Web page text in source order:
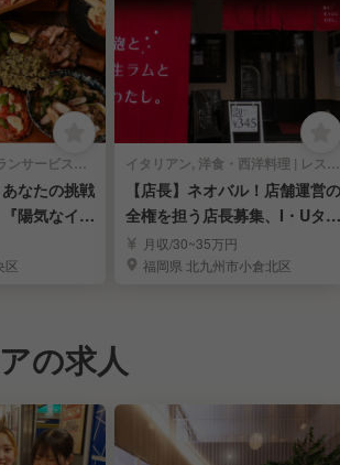
イタリアン | レストランサービス・ホールスタッフ
なたの挑戦
陽気なイタ
区
イタリアン, 洋食・西洋料理 | レストランサービス・ホールスタッフ
【店長】ネオバル！店舗運営の
全権を担う店長募集、I・Uター
ン30万補助！
月収/30~35万円
福岡県 北九州市小倉北区
の求人